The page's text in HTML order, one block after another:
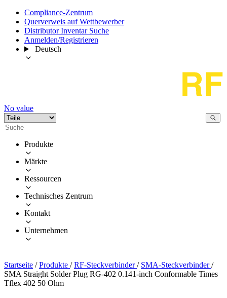
Compliance-Zentrum
Querverweis auf Wettbewerber
Distributor Inventar Suche
Anmelden/Registrieren
Deutsch
No value
Produkte
Märkte
Ressourcen
Technisches Zentrum
Kontakt
Unternehmen
Startseite / Produkte / RF-Steckverbinder/ SMA-Steckverbinder/
SMA Straight Solder Plug RG-402 0.141-inch Conformable Times
Tflex 402 50 Ohm